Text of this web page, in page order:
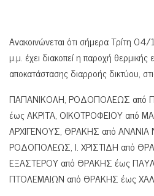
Ανακοινώνεται ότι σήμερα Τρίτη
μ.μ. έχει διακοπεί η παροχή
αποκατάστασης διαρροής δικτύου,
ΠΑΠΑΝΙΚΟΛΗ, ΡΟΔΟΠΟΛΕΩΣ
έως ΑΚΡΙΤΑ, ΟΙΚΟΤΡΟΦΕΙΟΥ από
ΑΡΧΙΓΕΝΟΥΣ, ΘΡΑΚΗΣ από ΑΝΑΝΙΑ
ΡΟΔΟΠΟΛΕΩΣ, Ι. ΧΡΙΣΤΙΔΗ από
ΕΞΑΣΤΕΡΟΥ από ΘΡΑΚΗΣ έως
ΠΤΟΛΕΜΑΙΩΝ από ΘΡΑΚΗΣ έως